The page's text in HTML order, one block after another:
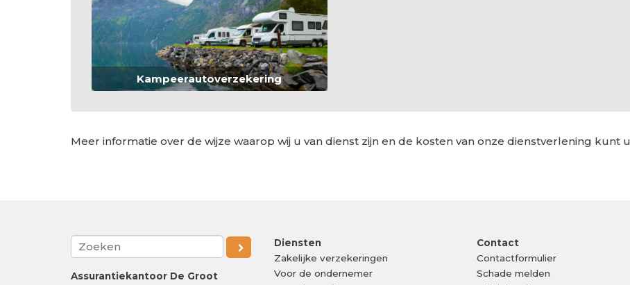
Kampeerautoverzekering
Meer informatie over de wijze waarop wij u van dienst zijn en de kosten van onze dienstverlening kunt
Assurantiekantoor De Groot
Diensten
Zakelijke verzekeringen
Voor de ondernemer
Contact
Contactformulier
Schade melden